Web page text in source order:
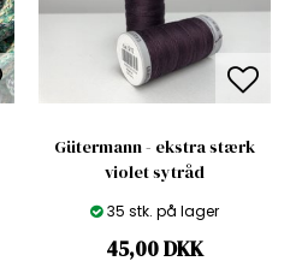
Gütermann - ekstra stærk
violet sytråd
35 stk. på lager
45,00DKK